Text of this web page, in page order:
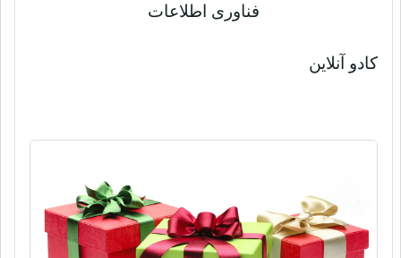
فناوری اطلاعات
کادو آنلاین